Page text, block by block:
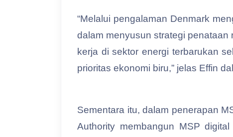
“Melalui pengalaman Denmark
dalam menyusun strategi
kerja di sektor energi terbarukan
prioritas ekonomi biru,” jelas Effin
Sementara itu, dalam penerapan
Authority membangun MSP